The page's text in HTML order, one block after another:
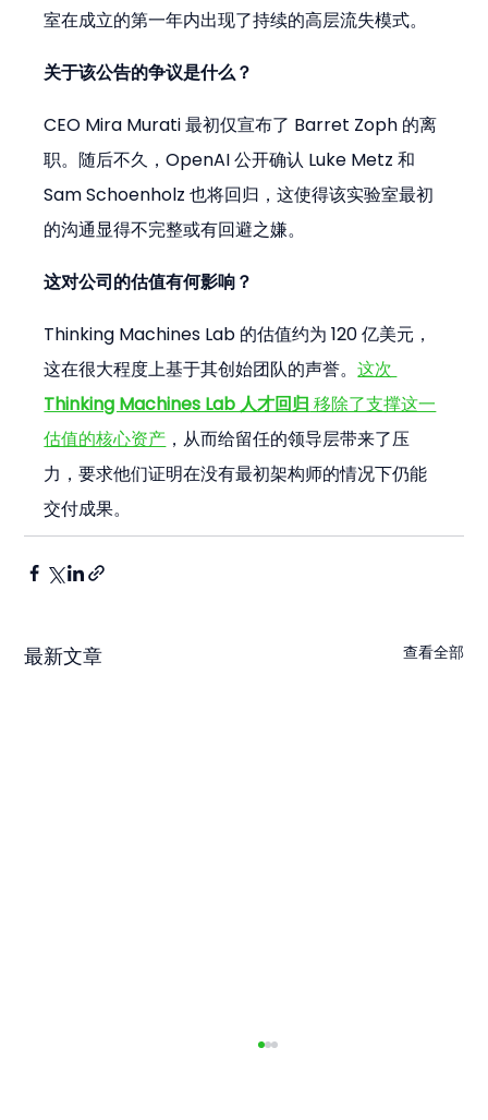
室在成立的第一年内出现了持续的高层流失模式。
关于该公告的争议是什么？
CEO Mira Murati 最初仅宣布了 Barret Zoph 的离
职。随后不久，OpenAI 公开确认 Luke Metz 和
Sam Schoenholz 也将回归，这使得该实验室最初
的沟通显得不完整或有回避之嫌。
这对公司的估值有何影响？
Thinking Machines Lab 的估值约为 120 亿美元，
这在很大程度上基于其创始团队的声誉。这次
Thinking Machines Lab 人才回归 移除了支撑这一
估值的核心资产 ，从而给留任的领导层带来了压
力，要求他们证明在没有最初架构师的情况下仍能
交付成果。
最新文章 查看全部